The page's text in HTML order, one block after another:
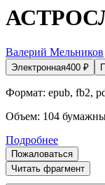
Валерий Мельников
Электронная400 ₽
Формат: epub, fb2,
Объем: 104
Подробнее
Пожаловаться
Читать фрагмент